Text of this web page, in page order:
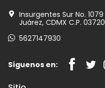
Insurgentes Sur No.
Juárez, CDMX C.P.
5627147930
Síguenos en: